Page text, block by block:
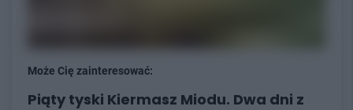
Może Cię zainteresować:
Piąty tyski Kiermasz Miodu. Dwa dni z